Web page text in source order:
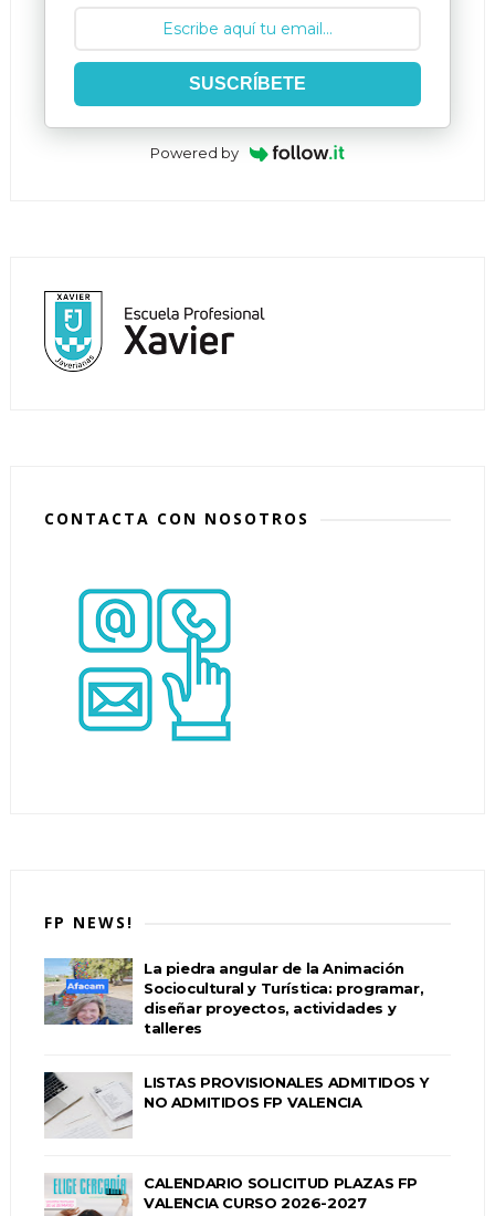
SUSCRÍBETE
Powered by
CONTACTA CON NOSOTROS
FP NEWS!
La piedra angular de la Animación
Sociocultural y Turística: programar,
diseñar proyectos, actividades y
talleres
LISTAS PROVISIONALES ADMITIDOS Y
NO ADMITIDOS FP VALENCIA
CALENDARIO SOLICITUD PLAZAS FP
VALENCIA CURSO 2026-2027